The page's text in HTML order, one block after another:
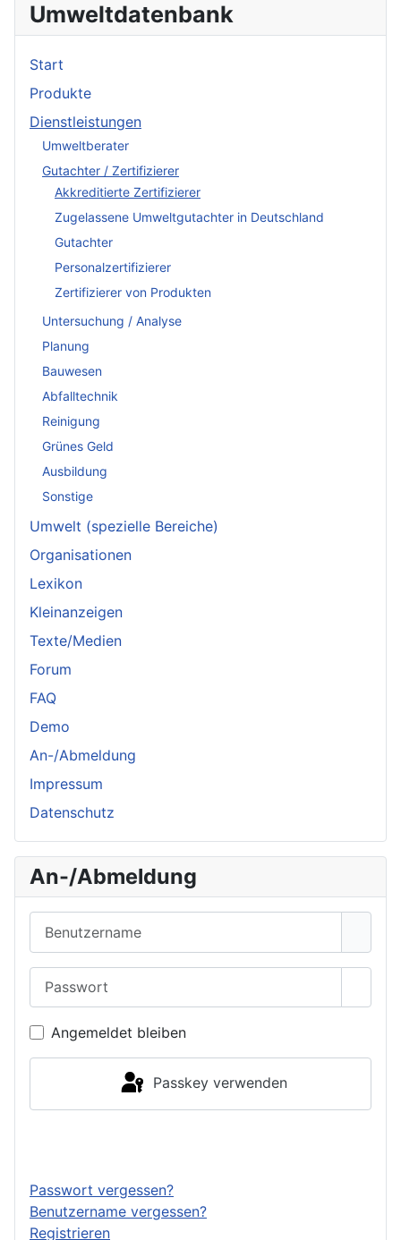
Umweltdatenbank
Start
Produkte
Dienstleistungen
Umweltberater
Gutachter / Zertifizierer
Akkreditierte Zertifizierer
Zugelassene Umweltgutachter in Deutschland
Gutachter
Personalzertifizierer
Zertifizierer von Produkten
Untersuchung / Analyse
Planung
Bauwesen
Abfalltechnik
Reinigung
Grünes Geld
Ausbildung
Sonstige
Umwelt (spezielle Bereiche)
Organisationen
Lexikon
Kleinanzeigen
Texte/Medien
Forum
FAQ
Demo
An-/Abmeldung
Impressum
Datenschutz
An-/Abmeldung
Angemeldet bleiben
Passkey verwenden
Passwort vergessen?
Benutzername vergessen?
Registrieren